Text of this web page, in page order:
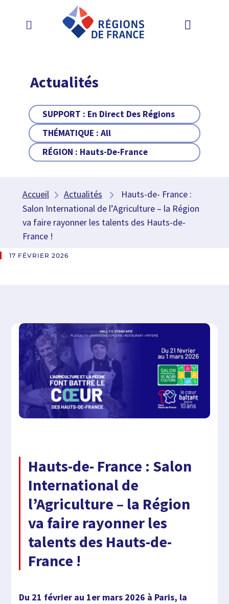
Actualités
SUPPORT : En Direct Des Régions
THÉMATIQUE :All
RÉGION : Hauts-De-France
Accueil Actualités
Hauts-de- France :
Salon International de l’Agriculture – la Région
va faire rayonner les talents des Hauts-de-
France !
17 FÉVRIER 2026
Hauts-de- France : Salon
International de
l’Agriculture – la Région
va faire rayonner les
talents des Hauts-de-
France !
Du 21 février au 1er mars 2026 à Paris, la